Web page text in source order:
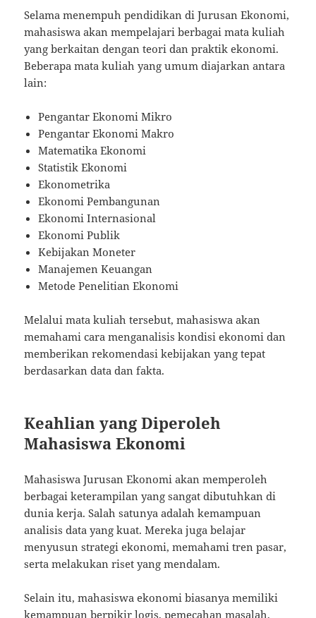
Selama menempuh pendidikan di Jurusan Ekonomi,
mahasiswa akan mempelajari berbagai mata kuliah
yang berkaitan dengan teori dan praktik ekonomi.
Beberapa mata kuliah yang umum diajarkan antara
lain:
Pengantar Ekonomi Mikro
Pengantar Ekonomi Makro
Matematika Ekonomi
Statistik Ekonomi
Ekonometrika
Ekonomi Pembangunan
Ekonomi Internasional
Ekonomi Publik
Kebijakan Moneter
Manajemen Keuangan
Metode Penelitian Ekonomi
Melalui mata kuliah tersebut, mahasiswa akan
memahami cara menganalisis kondisi ekonomi dan
memberikan rekomendasi kebijakan yang tepat
berdasarkan data dan fakta.
Keahlian yang Diperoleh
Mahasiswa Ekonomi
Mahasiswa Jurusan Ekonomi akan memperoleh
berbagai keterampilan yang sangat dibutuhkan di
dunia kerja. Salah satunya adalah kemampuan
analisis data yang kuat. Mereka juga belajar
menyusun strategi ekonomi, memahami tren pasar,
serta melakukan riset yang mendalam.
Selain itu, mahasiswa ekonomi biasanya memiliki
kemampuan berpikir logis, pemecahan masalah,